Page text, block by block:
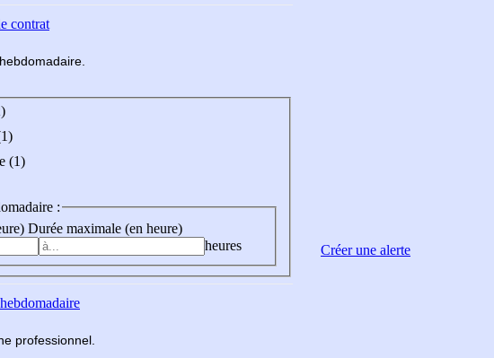
contrat
madaire
(1)
:
Durée maximale (en heure)
heures
professionnel
Créer une alerte